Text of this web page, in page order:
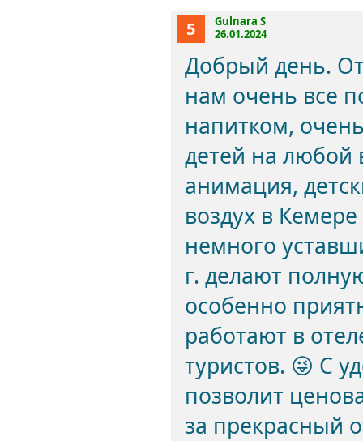
5
Gulnara S
26.01.2024
Добрый день.
нам очень все
напитком,
детей на любой
анимация,
воздух в
немного
г. делают
особенно
работают в
туристов. 😜 С
позволит
за прекрасный